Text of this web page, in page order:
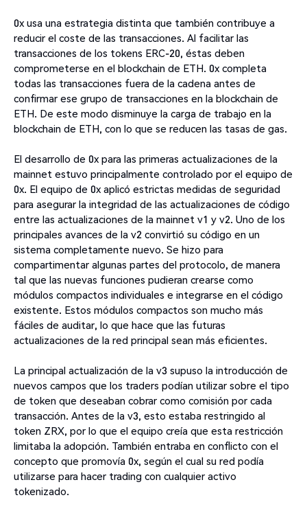
0x usa una estrategia distinta que también contribuye a
reducir el coste de las transacciones. Al facilitar las
transacciones de los tokens ERC-20, éstas deben
comprometerse en el blockchain de ETH. 0x completa
todas las transacciones fuera de la cadena antes de
confirmar ese grupo de transacciones en la blockchain de
ETH. De este modo disminuye la carga de trabajo en la
blockchain de ETH, con lo que se reducen las tasas de gas.
El desarrollo de 0x para las primeras actualizaciones de la
mainnet estuvo principalmente controlado por el equipo de
0x. El equipo de 0x aplicó estrictas medidas de seguridad
para asegurar la integridad de las actualizaciones de código
entre las actualizaciones de la mainnet v1 y v2. Uno de los
principales avances de la v2 convirtió su código en un
sistema completamente nuevo. Se hizo para
compartimentar algunas partes del protocolo, de manera
tal que las nuevas funciones pudieran crearse como
módulos compactos individuales e integrarse en el código
existente. Estos módulos compactos son mucho más
fáciles de auditar, lo que hace que las futuras
actualizaciones de la red principal sean más eficientes.
La principal actualización de la v3 supuso la introducción de
nuevos campos que los traders podían utilizar sobre el tipo
de token que deseaban cobrar como comisión por cada
transacción. Antes de la v3, esto estaba restringido al
token ZRX, por lo que el equipo creía que esta restricción
limitaba la adopción. También entraba en conflicto con el
concepto que promovía 0x, según el cual su red podía
utilizarse para hacer trading con cualquier activo
tokenizado.